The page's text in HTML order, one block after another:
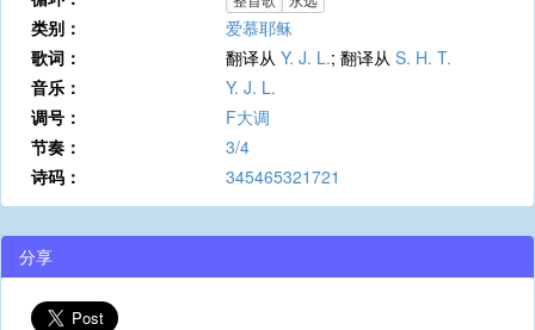
类别：
爱慕耶稣
歌词：
翻译从 Y. J. L.; 翻译从 S. H. T.
音乐：
Y. J. L.
调号：
F大调
节奏：
3/4
诗码：
345465321721
分享